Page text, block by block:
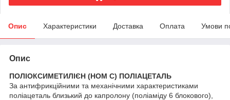
Опис Характеристики Доставка Оплата Умови
Опис
ПОЛІОКСИМЕТИЛІЄН (НОМ С) ПОЛІАЦЕТАЛЬ
За антифрикційними та механічними характеристиками
поліацеталь близький до капролону (поліаміду 6 блокового),